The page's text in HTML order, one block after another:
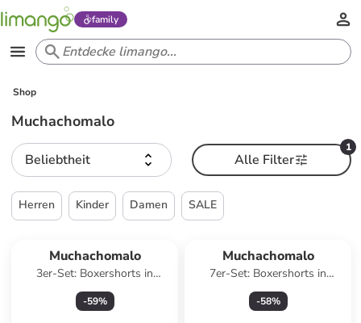
family
Shop
Muchachomalo
Beliebtheit
1
Alle Filter
Herren Kinder Damen SALE
Muchachomalo
3er-Set: Boxershorts in
Schwarz
-59%
Muchachomalo
7er-Set: Boxershorts in
Schwarz/ Dunkelblau/ Blau
-58%